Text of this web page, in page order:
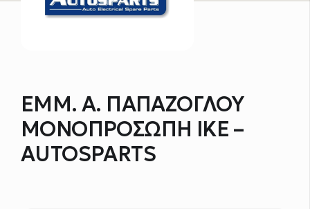
ΕΜΜ. Α. ΠΑΠΑΖΟΓΛΟΥ
ΜΟΝΟΠΡΟΣΩΠΗ ΙΚΕ –
AUTOSPARTS